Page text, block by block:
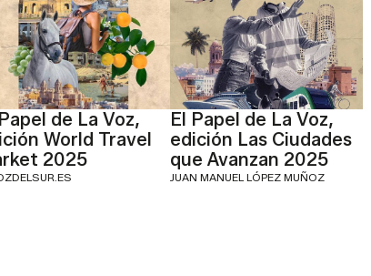
de La Voz,
World Travel
2025
El Papel de La Voz,
edición Las Ciudades
que Avanzan 2025
JUAN MANUEL LÓPEZ MUÑOZ